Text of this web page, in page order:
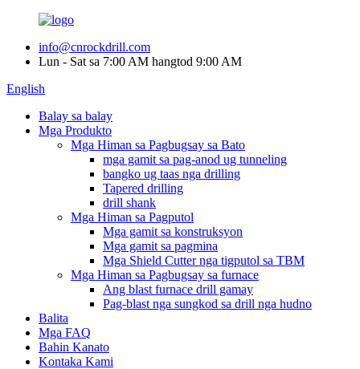
info@cnrockdrill.com
Lun - Sat sa 7:00 AM hangtod 9:00 AM
English
Balay sa balay
Mga Produkto
Mga Himan sa Pagbugsay sa Bato
mga gamit sa pag-anod ug tunneling
bangko ug taas nga drilling
Tapered drilling
drill shank
Mga Himan sa Pagputol
Mga gamit sa konstruksyon
Mga gamit sa pagmina
Mga Shield Cutter nga tigputol sa TBM
Mga Himan sa Pagbugsay sa furnace
Ang blast furnace drill gamay
Pag-blast nga sungkod sa drill nga hudno
Balita
Mga FAQ
Bahin Kanato
Kontaka Kami